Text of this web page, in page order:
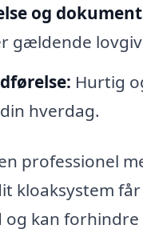
og
gældende
Hurtig
hverdag.
professionel
kloaksystem
kan